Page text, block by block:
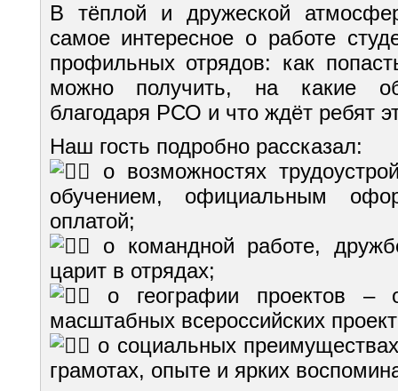
В тёплой и дружеской
самое интересное о работе
профильных отрядов: как
можно получить, на какие
благодаря РСО и что ждёт ребят
Наш гость подробно рассказал:
о возможностях
обучением, официальным
оплатой;
о командной работе,
царит в отрядах;
о географии проектов –
масштабных всероссийских
о социальных
грамотах, опыте и ярких